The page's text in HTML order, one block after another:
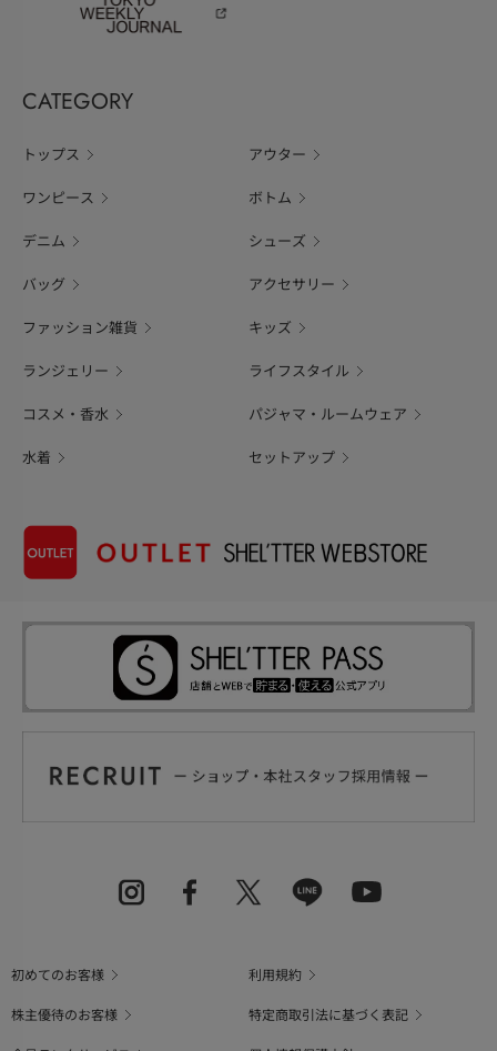
CATEGORY
トップス アウター
ワンピース ボトム
デニム シューズ
バッグ アクセサリー
ファッション雑貨 キッズ
ランジェリー ライフスタイル
コスメ・香水 パジャマ・ルームウェア
水着 セットアップ
初めてのお客様
利用規約
株主優待のお客様
特定商取引法に基づく表記